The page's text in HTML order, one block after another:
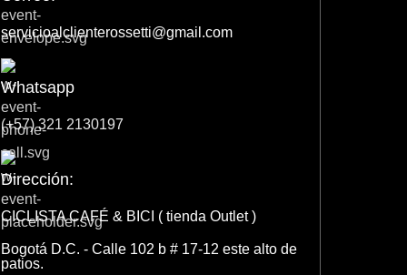
servicioalclienterossetti@gmail.com
Whatsapp
(+57) 321 2130197
Dirección:
CICLISTA CAFÉ & BICI ( tienda Outlet )
Bogotá D.C. - Calle 102 b # 17-12 este alto de
patios.